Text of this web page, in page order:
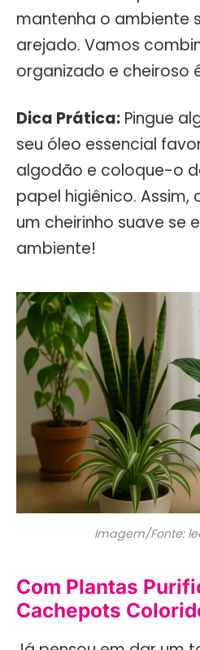
mantenha o ambiente
arejado. Vamos
organizado e cheiroso
Dica Prática: Pingue
seu óleo essencial
algodão e coloque-o
papel higiênico. Assim,
um cheirinho suave se
ambiente!
Imagem/Fonte:
Com Plantas
Cachepots